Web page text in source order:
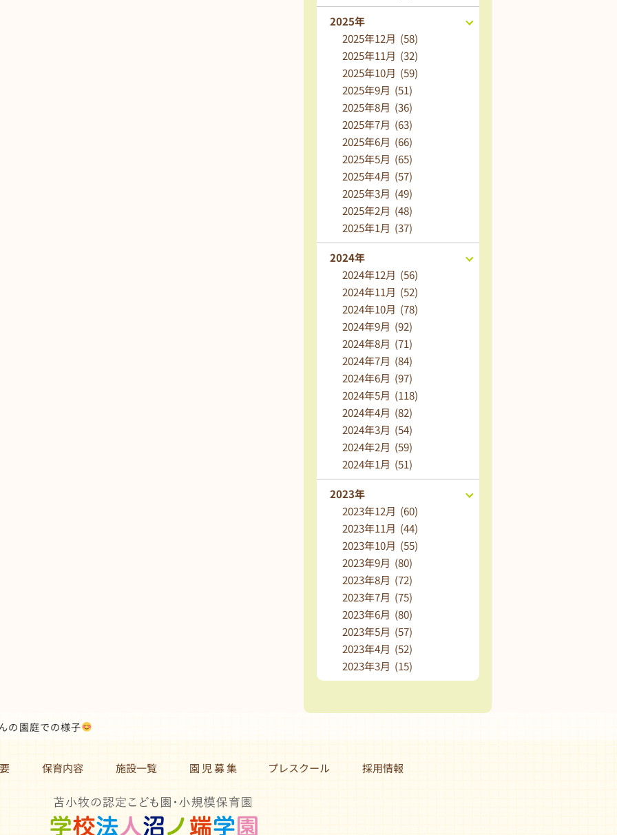
2025年
2025年12月 (58)
2025年11月 (32)
2025年10月 (59)
2025年9月 (51)
2025年8月 (36)
2025年7月 (63)
2025年6月 (66)
2025年5月 (65)
2025年4月 (57)
2025年3月 (49)
2025年2月 (48)
2025年1月 (37)
2024年
2024年12月 (56)
2024年11月 (52)
2024年10月 (78)
2024年9月 (92)
2024年8月 (71)
2024年7月 (84)
2024年6月 (97)
2024年5月 (118)
2024年4月 (82)
2024年3月 (54)
2024年2月 (59)
2024年1月 (51)
2023年
2023年12月 (60)
2023年11月 (44)
2023年10月 (55)
2023年9月 (80)
2023年8月 (72)
2023年7月 (75)
2023年6月 (80)
2023年5月 (57)
2023年4月 (52)
2023年3月 (15)
の園庭での様子
保育内容 施設一覧 園 児 募 集 プレスクール 採用情報